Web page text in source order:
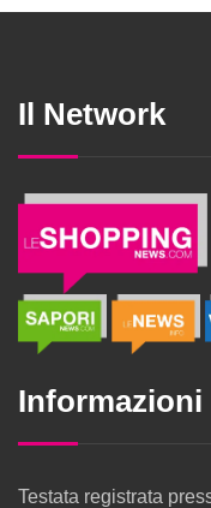
Il Network
Informazioni
Testata registrata